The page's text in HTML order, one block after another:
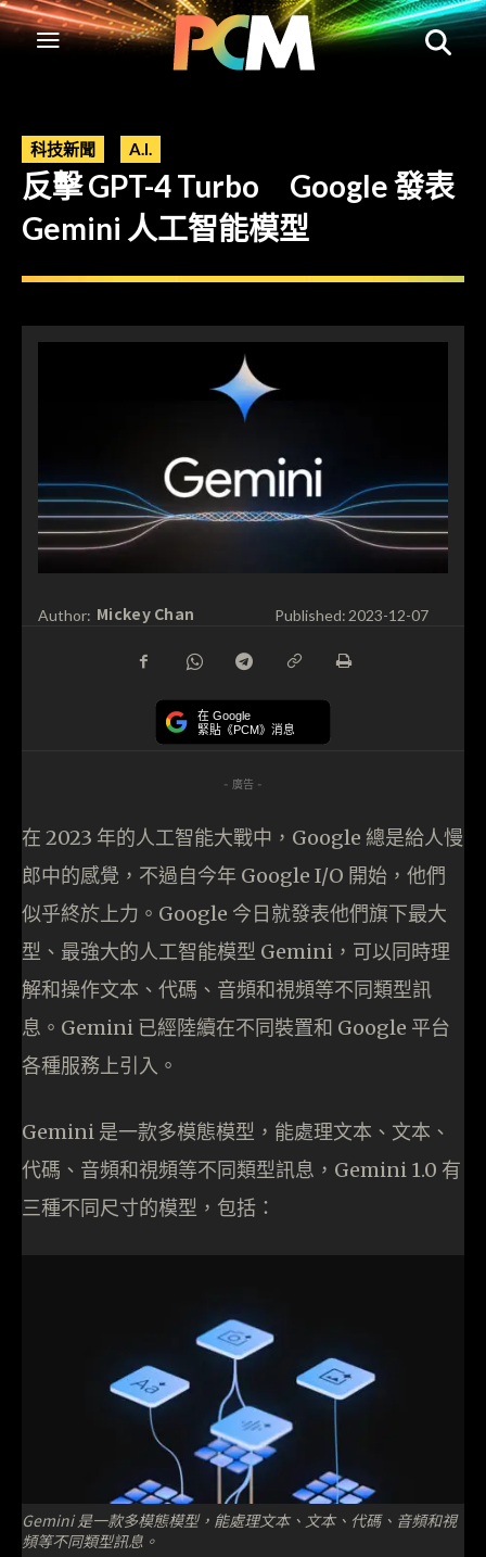
科技新聞 A.I.
反擊 GPT-4 Turbo Google 發表
Gemini 人工智能模型
Author: Mickey Chan Published: 2023-12-07
在 Google
緊貼《PCM》消息
- 廣告 -
在 2023 年的人工智能大戰中，Google 總是給人慢
郎中的感覺，不過自今年 Google I/O 開始，他們
似乎終於上力。Google 今日就發表他們旗下最大
型、最強大的人工智能模型 Gemini，可以同時理
解和操作文本、代碼、音頻和視頻等不同類型訊
息。Gemini 已經陸續在不同裝置和 Google 平台
各種服務上引入。
Gemini 是一款多模態模型，能處理文本、文本、
代碼、音頻和視頻等不同類型訊息，Gemini 1.0 有
三種不同尺寸的模型，包括：
Gemini 是一款多模態模型，能處理文本、文本、代碼、音頻和視
頻等不同類型訊息。